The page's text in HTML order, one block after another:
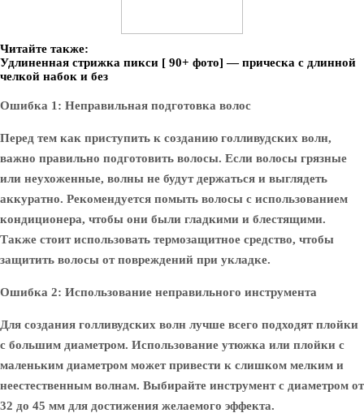
Читайте также:
Удлиненная стрижка пикси [ 90+ фото] — прическа с длинной
челкой набок и без
Ошибка 1: Неправильная подготовка волос
Перед тем как приступить к созданию голливудских волн,
важно правильно подготовить волосы. Если волосы грязные
или неухоженные, волны не будут держаться и выглядеть
аккуратно. Рекомендуется помыть волосы с использованием
кондиционера, чтобы они были гладкими и блестящими.
Также стоит использовать термозащитное средство, чтобы
защитить волосы от повреждений при укладке.
Ошибка 2: Использование неправильного инструмента
Для создания голливудских волн лучше всего подходят плойки
с большим диаметром. Использование утюжка или плойки с
маленьким диаметром может привести к слишком мелким и
неестественным волнам. Выбирайте инструмент с диаметром от
32 до 45 мм для достижения желаемого эффекта.